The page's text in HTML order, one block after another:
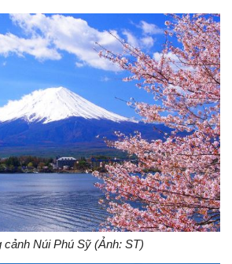
cảnh Núi Phú Sỹ (Ảnh: ST)